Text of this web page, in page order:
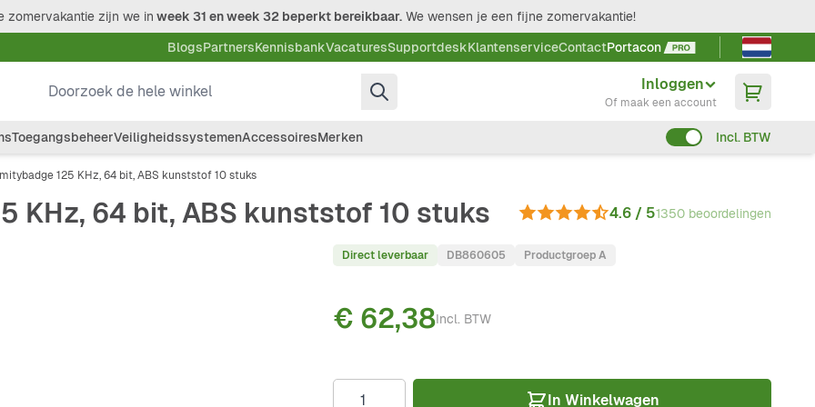
zomervakantie zijn we in week 31 en week 32 beperkt bereikbaar. We wensen je een fijne zomervakantie!
BlogsPartnersKennisbankVacaturesSupportdeskKlantenserviceContactPortacon
Taal kiezen
Doorzoek de hele winkel
Inloggen
Of maak een account
ToegangsbeheerVeiligheidssystemenAccessoiresMerken Incl. BTW
125 KHz, 64 bit, ABS kunststof 10 stuks
KHz, 64 bit, ABS kunststof 10 stuks 4.6 / 51350 beoordelingen
Direct leverbaar DB860605 Productgroep A
Incl. BTW
€ 62,38
In Winkelwagen